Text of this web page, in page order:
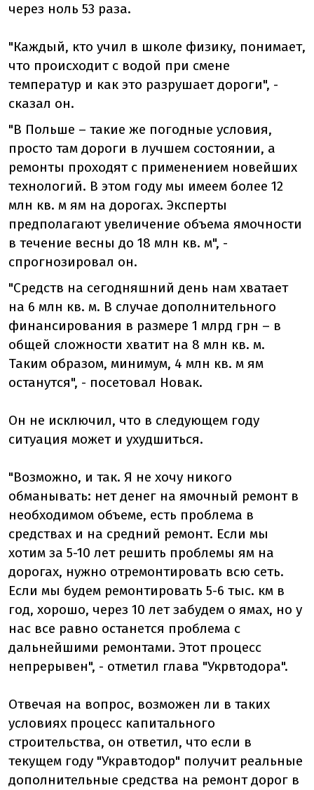
через ноль 53 раза.
"Каждый, кто учил в школе физику, понимает,
что происходит с водой при смене
температур и как это разрушает дороги", -
сказал он.
"В Польше – такие же погодные условия,
просто там дороги в лучшем состоянии, а
ремонты проходят с применением новейших
технологий. В этом году мы имеем более 12
млн кв. м ям на дорогах. Эксперты
предполагают увеличение объема ямочности
в течение весны до 18 млн кв. м", -
спрогнозировал он.
"Средств на сегодняшний день нам хватает
на 6 млн кв. м. В случае дополнительного
финансирования в размере 1 млрд грн – в
общей сложности хватит на 8 млн кв. м.
Таким образом, минимум, 4 млн кв. м ям
останутся", - посетовал Новак.
Он не исключил, что в следующем году
ситуация может и ухудшиться.
"Возможно, и так. Я не хочу никого
обманывать: нет денег на ямочный ремонт в
необходимом объеме, есть проблема в
средствах и на средний ремонт. Если мы
хотим за 5-10 лет решить проблемы ям на
дорогах, нужно отремонтировать всю сеть.
Если мы будем ремонтировать 5-6 тыс. км в
год, хорошо, через 10 лет забудем о ямах, но у
нас все равно останется проблема с
дальнейшими ремонтами. Этот процесс
непрерывен", - отметил глава "Укрвтодора".
Отвечая на вопрос, возможен ли в таких
условиях процесс капитального
строительства, он ответил, что если в
текущем году "Укравтодор" получит реальные
дополнительные средства на ремонт дорог в